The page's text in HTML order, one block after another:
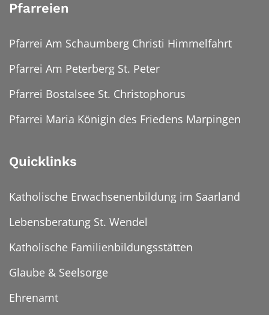
Pfarreien
Pfarrei Am Schaumberg Christi Himmelfahrt
Pfarrei Am Peterberg St. Peter
Pfarrei Bostalsee St. Christophorus
Pfarrei Maria Königin des Friedens Marpingen
Quicklinks
Katholische Erwachsenenbildung im Saarland
Lebensberatung St. Wendel
Katholische Familienbildungsstätten
Glaube & Seelsorge
Ehrenamt